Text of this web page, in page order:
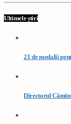
Ultimele știri
21 de medalii
Directorul